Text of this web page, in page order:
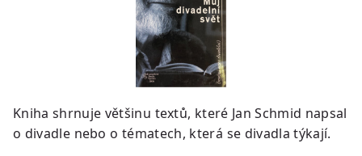
Kniha shrnuje většinu textů, které Jan Schmid napsal
o divadle nebo o tématech, která se divadla týkají.